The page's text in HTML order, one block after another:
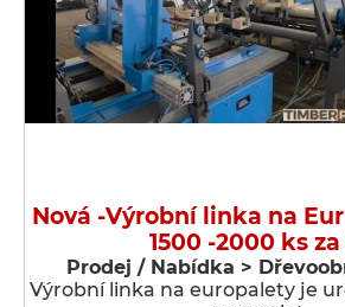
Nová -Výrobní linka na
1500 -2000 ks
Prodej / Nabídka >
Výrobní linka na europalety je